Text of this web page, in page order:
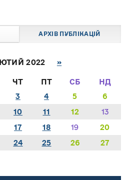
АРХІВ ПУБЛІКАЦІЙ
2022 »
ЧТ ПТ СБ
НД
3 4 5
6
10 11 12
13
17 18 19
20
24 25 26
27